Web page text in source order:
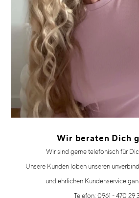
Wir beraten Dich
Wir sind gerne telefonisch für
Unsere Kunden loben unseren
und ehrlichen Kundenservice
Telefon: 0961 - 470 29